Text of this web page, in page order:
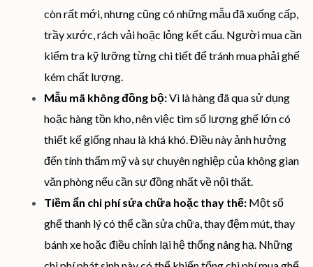
còn rất mới, nhưng cũng có những mẫu đã xuống cấp,
trầy xước, rách vải hoặc lỏng kết cấu. Người mua cần
kiểm tra kỹ lưỡng từng chi tiết để tránh mua phải ghế
kém chất lượng.
Mẫu mã không đồng bộ:Vì là hàng đã qua sử dụng
hoặc hàng tồn kho, nên việc tìm số lượng ghế lớn có
thiết kế giống nhau là khá khó. Điều này ảnh hưởng
đến tính thẩm mỹ và sự chuyên nghiệp của không gian
văn phòng nếu cần sự đồng nhất về nội thất.
Tiềm ẩn chi phí sửa chữa hoặc thay thế: Một số
ghế thanh lý có thể cần sửa chữa, thay đệm mút, thay
bánh xe hoặc điều chỉnh lại hệ thống nâng hạ. Những